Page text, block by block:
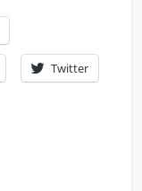
Twitter